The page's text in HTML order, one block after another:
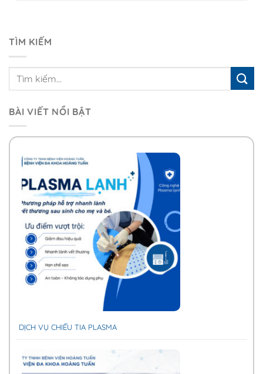
TÌM KIẾM
BÀI VIẾT NỔI BẬT
DỊCH VỤ CHIẾU TIA PLASMA